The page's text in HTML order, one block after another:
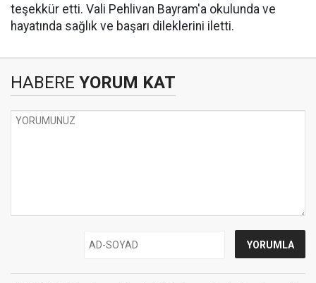
teşekkür etti. Vali Pehlivan Bayram'a okulunda ve
hayatında sağlık ve başarı dileklerini iletti.
HABERE YORUM KAT